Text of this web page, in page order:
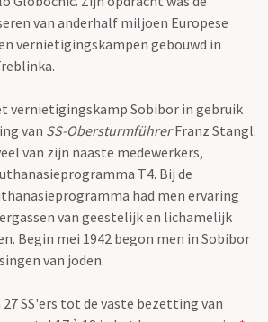
van anderhalf miljoen Europese
vernietigingskampen gebouwd in
vernietigingskamp Sobibor in gebruik
van SS-ObersturmführerFranz Stangl.
van zijn naaste medewerkers,
T4. Bij de
had men ervaring
van geestelijk en lichamelijk
Begin mei 1942 begon men in Sobibor
van joden.
SS'ers tot de vaste bezetting van